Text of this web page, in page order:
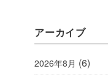
アーカイブ
2026年8月 (6)